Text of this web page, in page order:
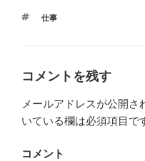
タ
仕事
コメントを残す
メールアドレスが公開さ
いている欄は必須項目で
コメント